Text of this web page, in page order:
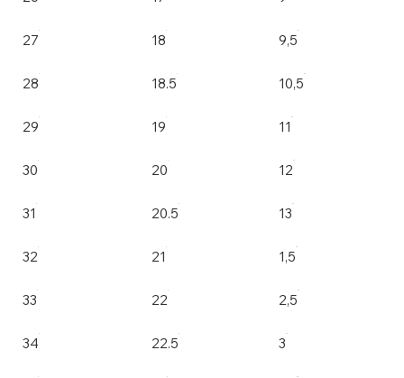
27 18 9,5
28 18.5 10,5
29 19 11
30 20 12
31 20.5 13
32 21 1,5
33 22 2,5
34 22.5 3